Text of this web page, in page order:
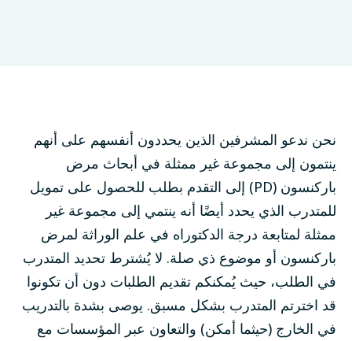
نحن ندعو المشرفين الذين يحددون أنفسهم على أنهم
ينتمون إلى مجموعة غير ممثلة في أبحاث مرض
باركنسون (PD) إلى التقدم بطلب للحصول على تمويل
للمتدرب الذي يحدد أيضًا أنه ينتمي إلى مجموعة غير
ممثلة لمتابعة درجة الدكتوراه في علم الوراثة لمرض
باركنسون أو موضوع ذي صلة. لا يُشترط تحديد المتدرب
في الطلب، حيث يُمكنكم تقديم الطلبات دون أن تكونوا
قد اخترتم المتدرب بشكل مسبق. يوصى بشدة بالتدريب
في الخارج (حيثما أمكن) والتعاون عبر المؤسسات مع